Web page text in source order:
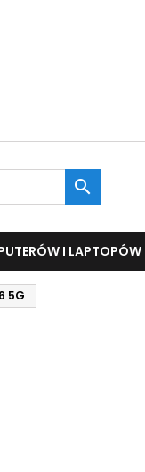

I LAPTOPÓW
5G